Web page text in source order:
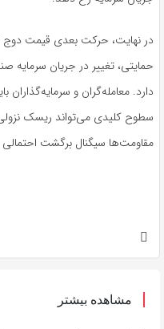
در نهایت، حرکت بعدی قیمت
حمایتی، تغییر در جریان سرمایه
دارد. معامله‌گران و
سطوح کلیدی می‌تواند ریسک
مقاومت‌ها سیگنال برگشت احتمالی
مشاهده بیشتر